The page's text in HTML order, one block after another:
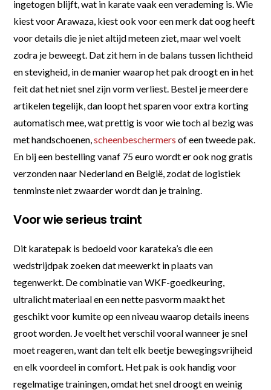
ingetogen blijft, wat in karate vaak een verademing is. Wie
kiest voor Arawaza, kiest ook voor een merk dat oog heeft
voor details die je niet altijd meteen ziet, maar wel voelt
zodra je beweegt. Dat zit hem in de balans tussen lichtheid
en stevigheid, in de manier waarop het pak droogt en in het
feit dat het niet snel zijn vorm verliest. Bestel je meerdere
artikelen tegelijk, dan loopt het sparen voor extra korting
automatisch mee, wat prettig is voor wie toch al bezig was
met handschoenen,scheenbeschermers of een tweede pak.
En bij een bestelling vanaf 75 euro wordt er ook nog gratis
verzonden naar Nederland en België, zodat de logistiek
tenminste niet zwaarder wordt dan je training.
Voor wie serieus traint
Dit karatepak is bedoeld voor karateka’s die een
wedstrijdpak zoeken dat meewerkt in plaats van
tegenwerkt. De combinatie van WKF-goedkeuring,
ultralicht materiaal en een nette pasvorm maakt het
geschikt voor kumite op een niveau waarop details ineens
groot worden. Je voelt het verschil vooral wanneer je snel
moet reageren, want dan telt elk beetje bewegingsvrijheid
en elk voordeel in comfort. Het pak is ook handig voor
regelmatige trainingen, omdat het snel droogt en weinig